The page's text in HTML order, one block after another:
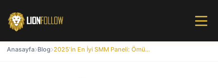
Anasayfa Blog 2025'in En İyi SMM Paneli: Ömür Boyu Yenileme Garantisi ile Güvenli Büyüme